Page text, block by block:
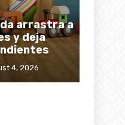
arrastra a
y deja
4, 2026